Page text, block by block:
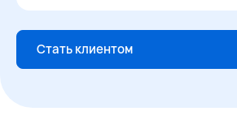
Стать клиентом